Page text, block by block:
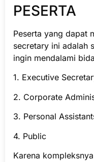
PESERTA
Peserta yang dapat
secretary ini adalah
ingin mendalami
1. Executive
2. Corporate
3. Personal
4. Public
Karena